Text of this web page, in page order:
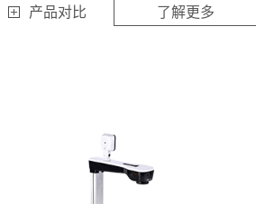
产品对比 了解更多